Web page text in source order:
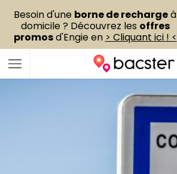
Besoin d'une borne de rechargeà
domicile ? Découvrez les offres
promosd'Engie en > Cliquant ici ! <